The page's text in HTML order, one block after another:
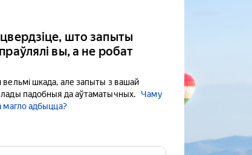
што запыты
вы, а не робат
вельмі шкада, але запыты з вашай
падобныя да аўтаматычных.
Чаму
магло адбыцца?